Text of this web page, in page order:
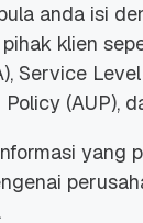
anda isi
klien
Service
Policy (AUP),
yang